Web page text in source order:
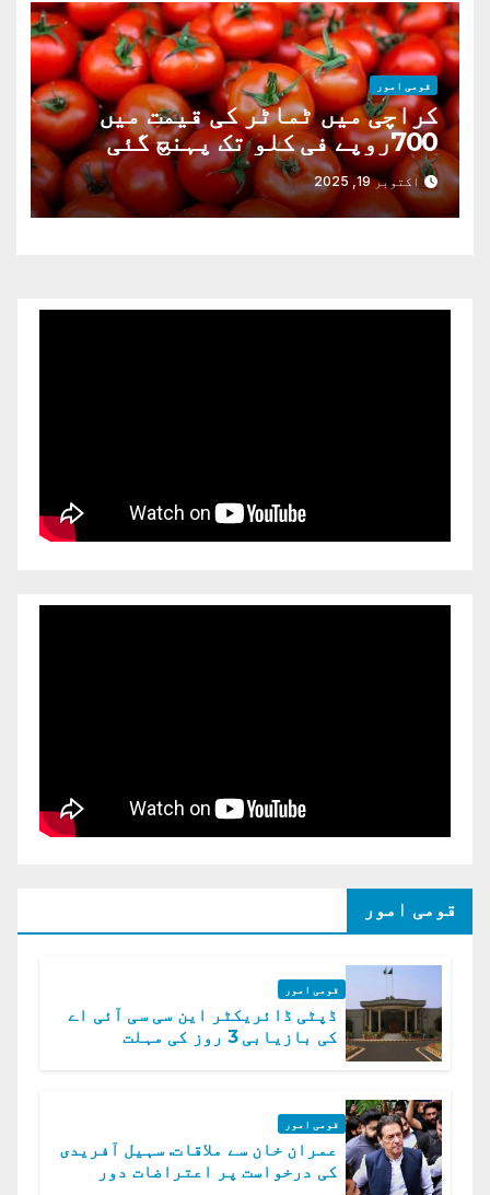
قومی امور
کراچی میں ٹماٹر کی قیمت میں
700روپے فی کلو تک پہنچ گئی
اکتوبر 19, 2025
قومی امور
قومی امور
ڈپٹی ڈائریکٹر این سی سی آئی اے
کی بازیابی 3 روز کی مہلت
قومی امور
عمران خان سے ملاقات. سہیل آفریدی
کی درخواست پر اعتراضات دور